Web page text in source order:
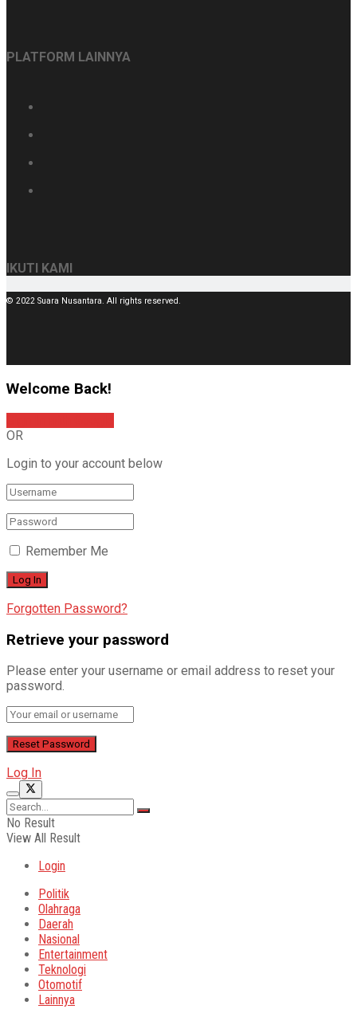
PLATFORM LAINNYA
IKUTI KAMI
© 2022 Suara Nusantara. All rights reserved.
Welcome Back!
OR
Login to your account below
Remember Me
Forgotten Password?
Retrieve your password
Please enter your username or email address to reset your
password.
Log In
No Result
View All Result
Login
Politik
Olahraga
Daerah
Nasional
Entertainment
Teknologi
Otomotif
Lainnya